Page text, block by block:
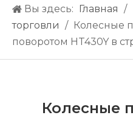
Вы здесь: Главная /
торговли /
Колесные
поворотом HT430Y в
Колесные